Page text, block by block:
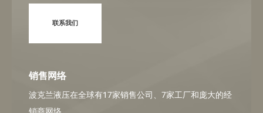
联系我们
销售网络
波克兰液压在全球有17家销售公司、7家工厂和庞大的经